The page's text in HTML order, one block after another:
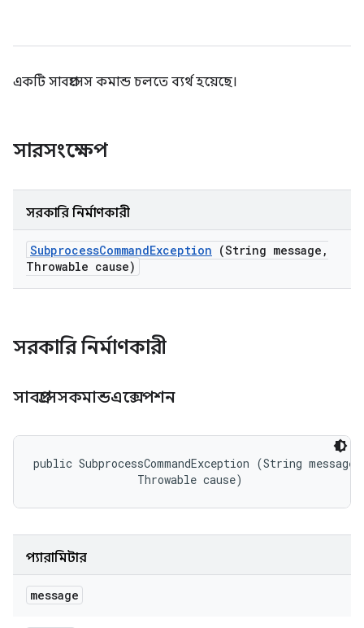
একটি সাবপ্রসেস কমান্ড চলতে ব্যর্থ হয়েছে।
সারসংক্ষেপ
সরকারি নির্মাণকারী
SubprocessCommandException (String message ,
Throwable cause)
সরকারি নির্মাণকারী
সাবপ্রসেসকমান্ডএক্সেপশন
public SubprocessCommandException (String
                Throwable cause)
প্যারামিটার
message